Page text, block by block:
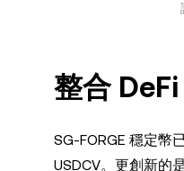
整合
SG-FORGE 穩定幣
USDCV。更創新的